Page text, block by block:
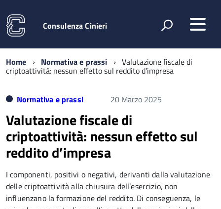
Consulenza Cinieri
Home Normativa e prassi Valutazione fiscale di
criptoattività: nessun effetto sul reddito d’impresa
Normativa e prassi 20 Marzo 2025
Valutazione fiscale di
criptoattività: nessun effetto sul
reddito d’impresa
I componenti, positivi o negativi, derivanti dalla valutazione
delle criptoattività alla chiusura dell’esercizio, non
influenzano la formazione del reddito. Di conseguenza, le